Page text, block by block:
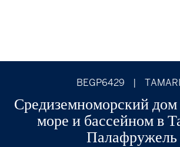
BEGP6429
Средиземноморский
море и бассейном в
Палафружель